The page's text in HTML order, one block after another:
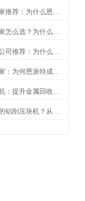
钢屑压饼机生产厂家推荐：为什么恩派特是您值得信赖的选择？
铝屑压饼机生产厂家怎么选？为什么恩派特正在成为行业“优选”
全自动铝屑压饼机公司推荐：为什么恩派特是您的理想选择？
铝销压块机生产厂家：为何恩派特成为行业优选？
双出饼金属屑压饼机：提升金属回收效率的利器
如何选择适合自己的铝削压块机？从产能到效益，这篇选购指南给你讲透